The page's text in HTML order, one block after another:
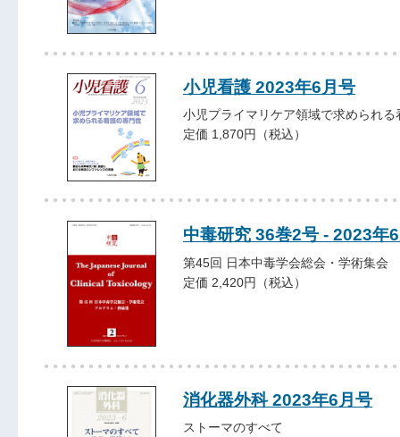
小児看護 2023年6月号
小児プライマリケア領域で求められる
定価 1,870円（税込）
中毒研究 36巻2号 - 2023年
第45回 日本中毒学会総会・学術集会
定価 2,420円（税込）
消化器外科 2023年6月号
ストーマのすべて